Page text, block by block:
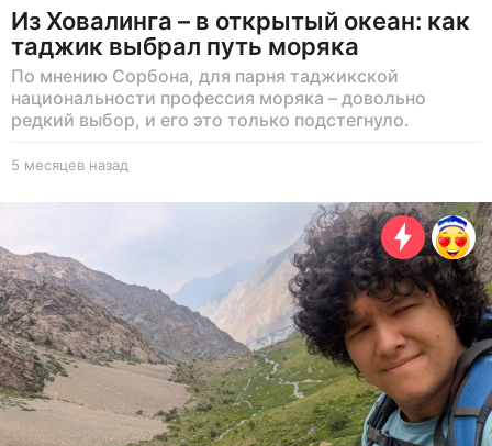
Из Ховалинга – в открытый океан: как
таджик выбрал путь моряка
По мнению Сорбона, для парня таджикской
национальности профессия моряка – довольно
редкий выбор, и его это только подстегнуло.
5 месяцев назад
е
в
н
а
з
д